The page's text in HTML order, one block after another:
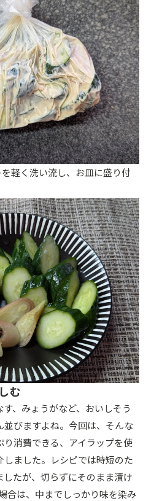
軽く洗い流し、お皿に盛り付
む
、みょうがなど、おいしそう
並びますよね。今回は、そんな
消費できる、アイラップを使
しました。レシピでは時短のた
たが、切らずにそのまま漬け
合は、中までしっかり味を染み